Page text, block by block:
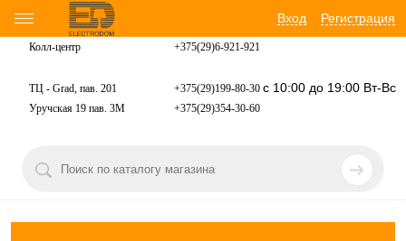
Вход Регистрация
Колл-центр +375(29)6-921-921
ТЦ - Grad, пав. 201 +375(29)199-80-30 с 10:00 до 19:00 Вт-Вс
Уручская 19 пав. 3М +375(29)354-30-60